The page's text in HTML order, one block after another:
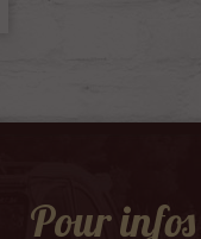
Pour infos